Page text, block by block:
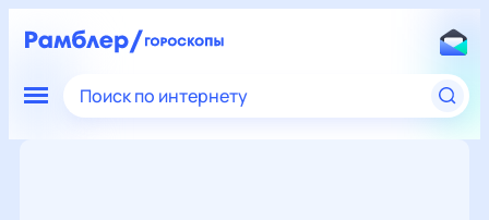
Поиск по интернету